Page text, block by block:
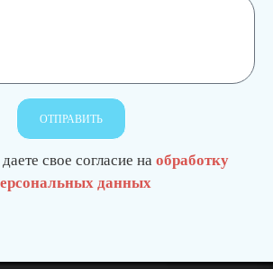
ОТПРАВИТЬ
свое согласие на обработку
данных